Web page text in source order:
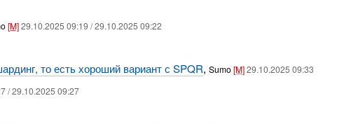
[M]29.10.2025 09:19 / 29.10.2025 09:22
то есть хороший вариант с SPQR,Sumo[M] 29.10.2025 09:33
/ 29.10.2025 09:27